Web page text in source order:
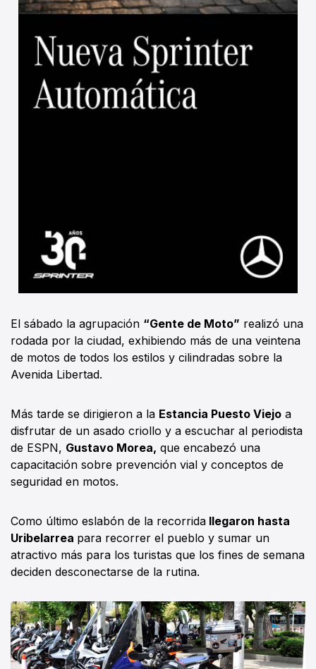
El sábado la agrupación “Gente de Moto” realizó una
rodada por la ciudad, exhibiendo más de una veintena
de motos de todos los estilos y cilindradas sobre la
Avenida Libertad.
Más tarde se dirigieron a la Estancia Puesto Viejo a
disfrutar de un asado criollo y a escuchar al periodista
de ESPN, Gustavo Morea, que encabezó una
capacitación sobre prevención vial y conceptos de
seguridad en motos.
Como último eslabón de la recorrida llegaron hasta
Uribelarrea para recorrer el pueblo y sumar un
atractivo más para los turistas que los fines de semana
deciden desconectarse de la rutina.